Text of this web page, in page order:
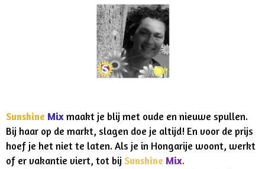
Sunshine Mix maakt je blij met oude en nieuwe spullen.
Bij haar op de markt, slagen doe je altijd! En voor de prijs
hoef je het niet te laten. Als je in Hongarije woont, werkt
of er vakantie viert, tot bij Sunshine Mix.